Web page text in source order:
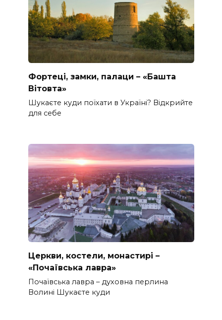
Фортеці, замки, палаци – «Башта
Вітовта»
Шукаєте куди поїхати в Україні? Відкрийте
для себе
Церкви, костели, монастирі –
«Почаївська лавра»
Почаївська лавра – духовна перлина
Волині Шукаєте куди